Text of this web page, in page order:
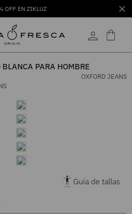
OFF EN ZIKLUZ
PARA HOMBRE
OXFORD JEANS
Guía de tallas